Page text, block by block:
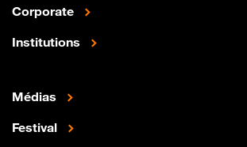
Corporate
Institutions
Médias
Festival